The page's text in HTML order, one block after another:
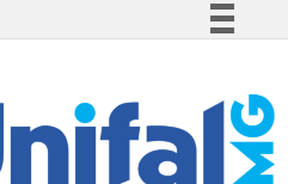
Participe
Acesso à informação